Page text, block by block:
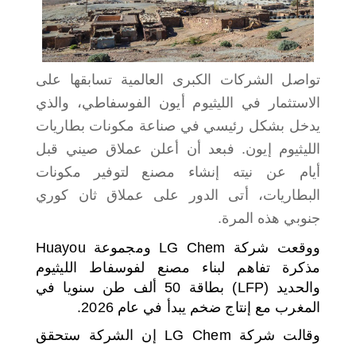
تواصل الشركات الكبرى العالمية تسابقها على
الاستثمار في الليثيوم أيون الفوسفاطي، والذي
يدخل بشكل رئيسي في صناعة مكونات بطاريات
الليثيوم إيون. فبعد أن أعلن عملاق صيني قبل
أيام عن نيته إنشاء مصنع لتوفير مكونات
البطاريات، أتى الدور على عملاق ثان كوري
جنوبي هذه المرة.
ووقعت شركة LG Chem ومجموعة Huayou
مذكرة تفاهم لبناء مصنع لفوسفاط الليثيوم
والحديد (LFP) بطاقة 50 ألف طن سنويا في
المغرب مع إنتاج ضخم يبدأ في عام 2026.
وقالت شركة LG Chem إن الشركة ستحقق